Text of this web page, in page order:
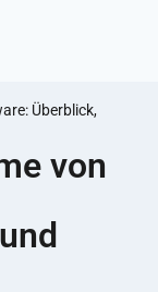
Überblick,
von